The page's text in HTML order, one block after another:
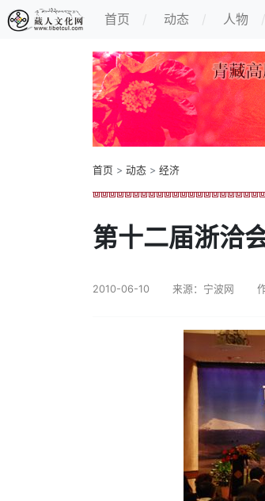
首页 动态 人物
首页 > 动态 > 经济
第十二届浙洽
2010-06-10 来源：宁波网